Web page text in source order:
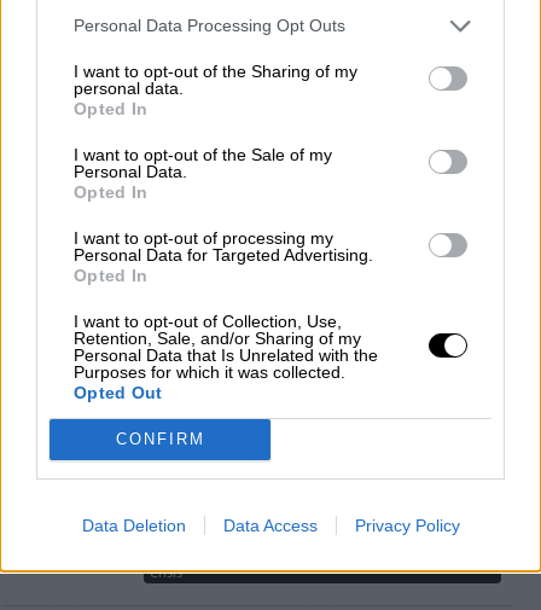
Personal Data Processing Opt Outs
I want to opt-out of the Sharing of my
personal data.
Opted In
I want to opt-out of the Sale of my
Personal Data.
Opted In
I want to opt-out of processing my
Personal Data for Targeted Advertising.
Opted In
I want to opt-out of Collection, Use,
Retention, Sale, and/or Sharing of my
Personal Data that Is Unrelated with the
Purposes for which it was collected.
Opted Out
CONFIRM
Data Deletion Data Access Privacy Policy
La ministra de Sanidad, Carolina Darias.
Darias avanza la llegada de 52.000
vacunas de Moderna y 422.000 de
Pfizer para la próxima semana
Lydia Navarro
Más artículos de este autor
viernes, 29 de enero de 2021
OPINIONES DIVERSAS
¿La ciudadanía de Occidente es
guerra mundial?
Crisis